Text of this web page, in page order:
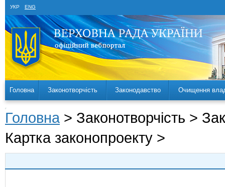
УКР ENG
Головна Законотворчість Законодавство Очищення
Головна > Законотворчість >
Картка законопроекту >